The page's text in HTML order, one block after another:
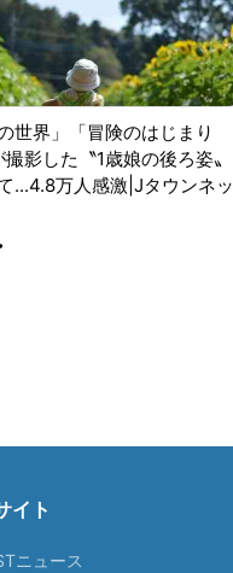
世界」「冒険のはじまり
影した〝1歳娘の後ろ姿〟
...4.8万人感激|Jタウンネッ
イト
ニュース